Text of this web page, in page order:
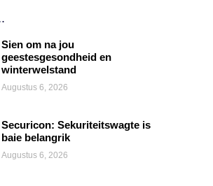
Sien om na jou
geestesgesondheid en
winterwelstand
Augustus 6, 2026
Securicon: Sekuriteitswagte is
baie belangrik
Augustus 6, 2026